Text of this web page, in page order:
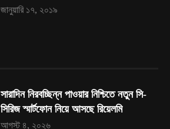
জানুয়ারি ১৭, ২০১৯
সারাদিন নিরবচ্ছিন্ন পাওয়ার নিশ্চিতে নতুন সি-
সিরিজ স্মার্টফোন নিয়ে আসছে রিয়েলমি
আগস্ট ৪, ২০২৬